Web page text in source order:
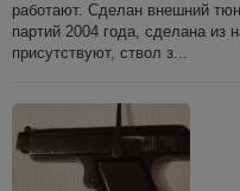
работают. Сделан внешний
партий 2004 года, сделана
присутствуют, ствол з...